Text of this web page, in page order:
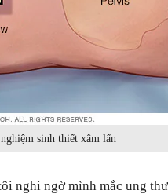
sinh thiết xâm lấn
nghi ngờ mình mắc ung